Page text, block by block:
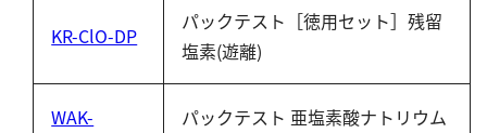
KR-ClO-DP
パックテスト［徳用セット］残留
塩素(遊離)
WAK-
パックテスト 亜塩素酸ナトリウム